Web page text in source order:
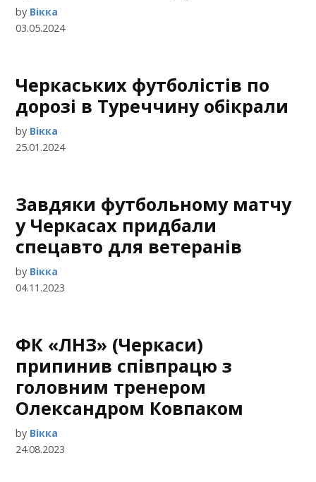
by Вікка
03.05.2024
Черкаських футболістів по
дорозі в Туреччину обікрали
by Вікка
25.01.2024
Завдяки футбольному матчу
у Черкасах придбали
спецавто для ветеранів
by Вікка
04.11.2023
ФК «ЛНЗ» (Черкаси)
припинив співпрацю з
головним тренером
Олександром Ковпаком
by Вікка
24.08.2023